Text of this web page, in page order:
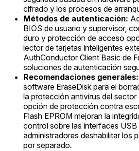
cifrado y los procesos de
Métodos de autenticación:
BIOS de usuario y supervisor,
duro y protección de acceso
lector de tarjetas inteligentes
AuthConductor Client Basic de
soluciones de autenticación
Recomendaciones generales:
software EraseDisk para el
la protección antivirus del sector
opción de protección contra
Flash EPROM mejoran la
control sobre las interfaces USB
administradores deshabilitar los
por separado.